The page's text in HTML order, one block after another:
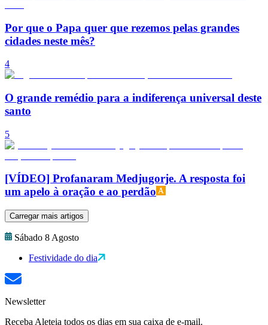
Por que o Papa quer que rezemos pelas grandes
cidades neste mês?
4
O grande remédio para a indiferença universal deste
santo
5
[VÍDEO] Profanaram Medjugorje. A resposta foi
um apelo à oração e ao perdão
Carregar mais artigos
Sábado 8 Agosto
Festividade do dia
Newsletter
Receba Aleteia todos os dias em sua caixa de e-mail.